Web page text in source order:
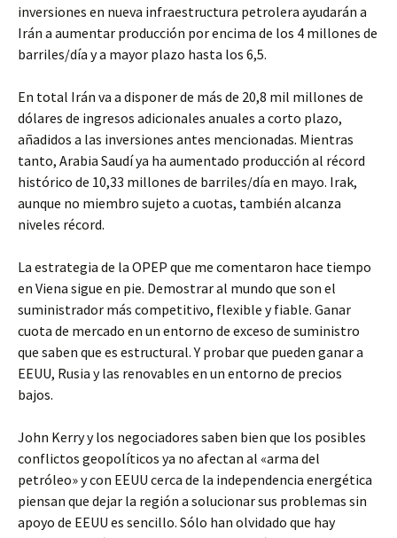
inversiones en nueva infraestructura petrolera ayudarán a
Irán a aumentar producción por encima de los 4 millones de
barriles/día y a mayor plazo hasta los 6,5.
En total Irán va a disponer de más de 20,8 mil millones de
dólares de ingresos adicionales anuales a corto plazo,
añadidos a las inversiones antes mencionadas. Mientras
tanto, Arabia Saudí ya ha aumentado producción al récord
histórico de 10,33 millones de barriles/día en mayo. Irak,
aunque no miembro sujeto a cuotas, también alcanza
niveles récord.
La estrategia de la OPEP que me comentaron hace tiempo
en Viena sigue en pie. Demostrar al mundo que son el
suministrador más competitivo, flexible y fiable. Ganar
cuota de mercado en un entorno de exceso de suministro
que saben que es estructural. Y probar que pueden ganar a
EEUU, Rusia y las renovables en un entorno de precios
bajos.
John Kerry y los negociadores saben bien que los posibles
conflictos geopolíticos ya no afectan al «arma del
petróleo» y con EEUU cerca de la independencia energética
piensan que dejar la región a solucionar sus problemas sin
apoyo de EEUU es sencillo. Sólo han olvidado que hay